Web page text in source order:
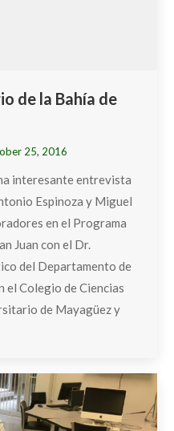
de la Bahía de
25, 2016
interesante entrevista
Espinoza y Miguel
en el Programa
Juan con el Dr.
del Departamento de
el Colegio de Ciencias
de Mayagüez y